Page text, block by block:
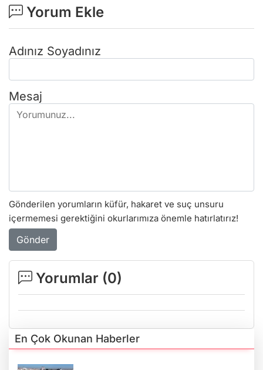
Yorum Ekle
Adınız Soyadınız
Mesaj
Gönderilen yorumların küfür, hakaret ve suç unsuru
içermemesi gerektiğini okurlarımıza önemle hatırlatırız!
Gönder
Yorumlar (0)
En Çok Okunan Haberler